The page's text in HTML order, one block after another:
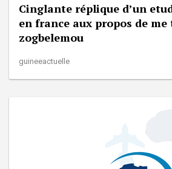
Cinglante réplique d’un
en france aux propos de me
zogbelemou
guineeactuelle